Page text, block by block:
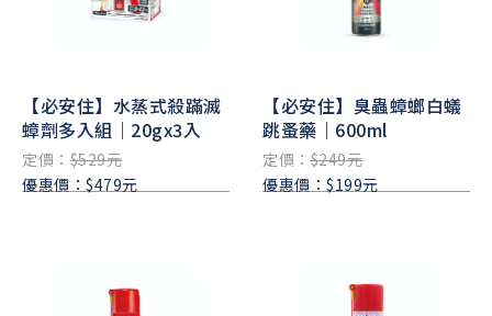
【必安住】水蒸式殺蹣滅
蟑劑多入組｜20gx3入
定價：$529元
優惠價：$479元
【必安住】臭蟲蟑螂白蟻
跳蚤藥｜600ml
定價：$249元
優惠價：$199元